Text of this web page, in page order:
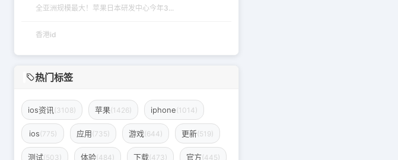
全亚洲规模最大！苹果日本研发中心今年3...
香港id
热门标签
ios资讯 (3108) 苹果(1426) iphone(1014)
ios(775) 应用(735) 游戏(644) 更新(519)
测试(503) 体验(484) 下载(473) 官方(445)